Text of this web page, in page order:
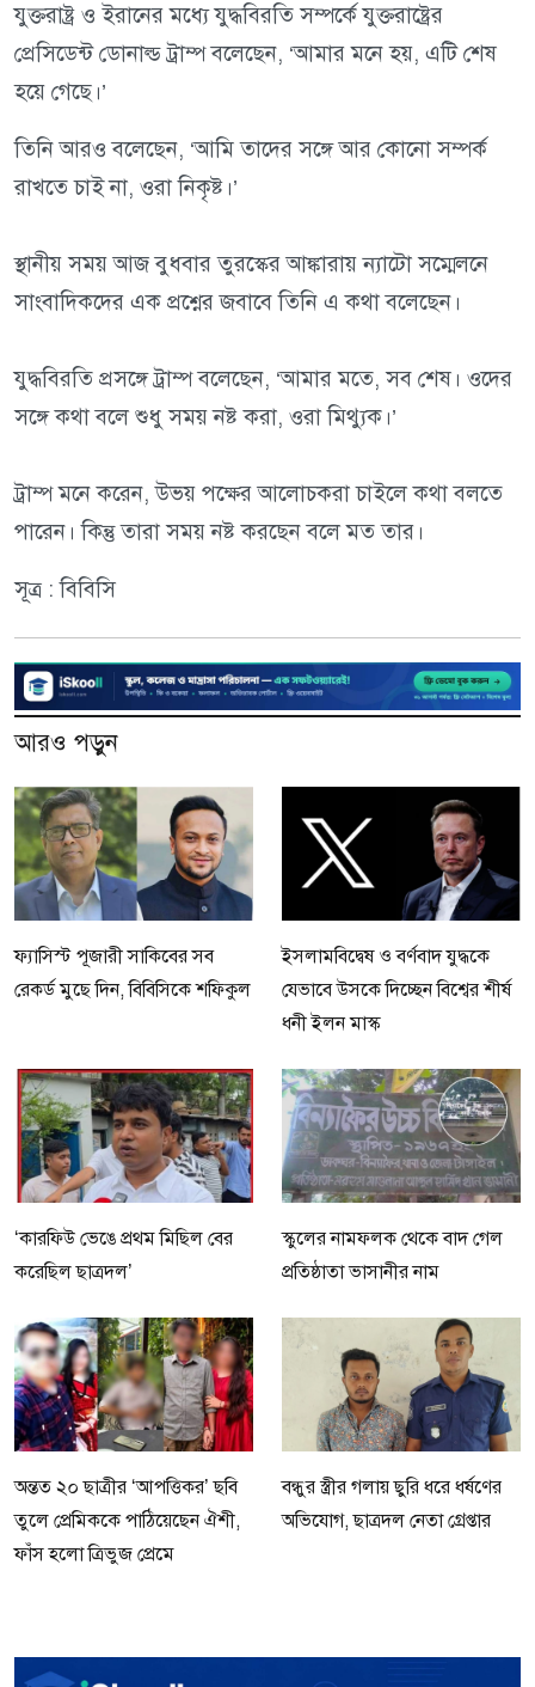
যুক্তরাষ্ট্র ও ইরানের মধ্যে যুদ্ধবিরতি সম্পর্কে যুক্তরাষ্ট্রের
প্রেসিডেন্ট ডোনাল্ড ট্রাম্প বলেছেন, ‘আমার মনে হয়, এটি শেষ
হয়ে গেছে।’
তিনি আরও বলেছেন, ‘আমি তাদের সঙ্গে আর কোনো সম্পর্ক
রাখতে চাই না, ওরা নিকৃষ্ট।’
স্থানীয় সময় আজ বুধবার তুরস্কের আঙ্কারায় ন্যাটো সম্মেলনে
সাংবাদিকদের এক প্রশ্নের জবাবে তিনি এ কথা বলেছেন।
যুদ্ধবিরতি প্রসঙ্গে ট্রাম্প বলেছেন, ‘আমার মতে, সব শেষ। ওদের
সঙ্গে কথা বলে শুধু সময় নষ্ট করা, ওরা মিথ্যুক।’
ট্রাম্প মনে করেন, উভয় পক্ষের আলোচকরা চাইলে কথা বলতে
পারেন। কিন্তু তারা সময় নষ্ট করছেন বলে মত তার।
সূত্র : বিবিসি
আরও পড়ুন
ফ্যাসিস্ট পূজারী সাকিবের সব
রেকর্ড মুছে দিন, বিবিসিকে শফিকুল
ইসলামবিদ্বেষ ও বর্ণবাদ যুদ্ধকে
যেভাবে উসকে দিচ্ছেন বিশ্বের শীর্ষ
ধনী ইলন মাস্ক
‘কারফিউ ভেঙে প্রথম মিছিল বের
করেছিল ছাত্রদল’
স্কুলের নামফলক থেকে বাদ গেল
প্রতিষ্ঠাতা ভাসানীর নাম
অন্তত ২০ ছাত্রীর ‘আপত্তিকর’ ছবি
তুলে প্রেমিককে পাঠিয়েছেন ঐশী,
ফাঁস হলো ত্রিভুজ প্রেমে
বন্ধুর স্ত্রীর গলায় ছুরি ধরে ধর্ষণের
অভিযোগ, ছাত্রদল নেতা গ্রেপ্তার